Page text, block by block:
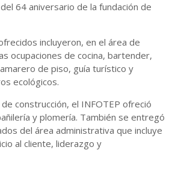
64 aniversario de la fundación de
incluyeron, en el área de
ocupaciones de cocina, bartender,
de piso, guía turístico y
ecológicos.
construcción, el INFOTEP ofreció
y plomería. También se entregó
del área administrativa que incluye
al cliente, liderazgo y